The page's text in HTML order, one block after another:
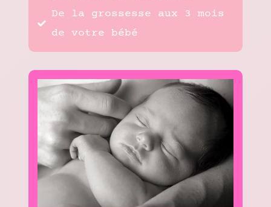
De la grossesse aux 3 mois
de votre bébé